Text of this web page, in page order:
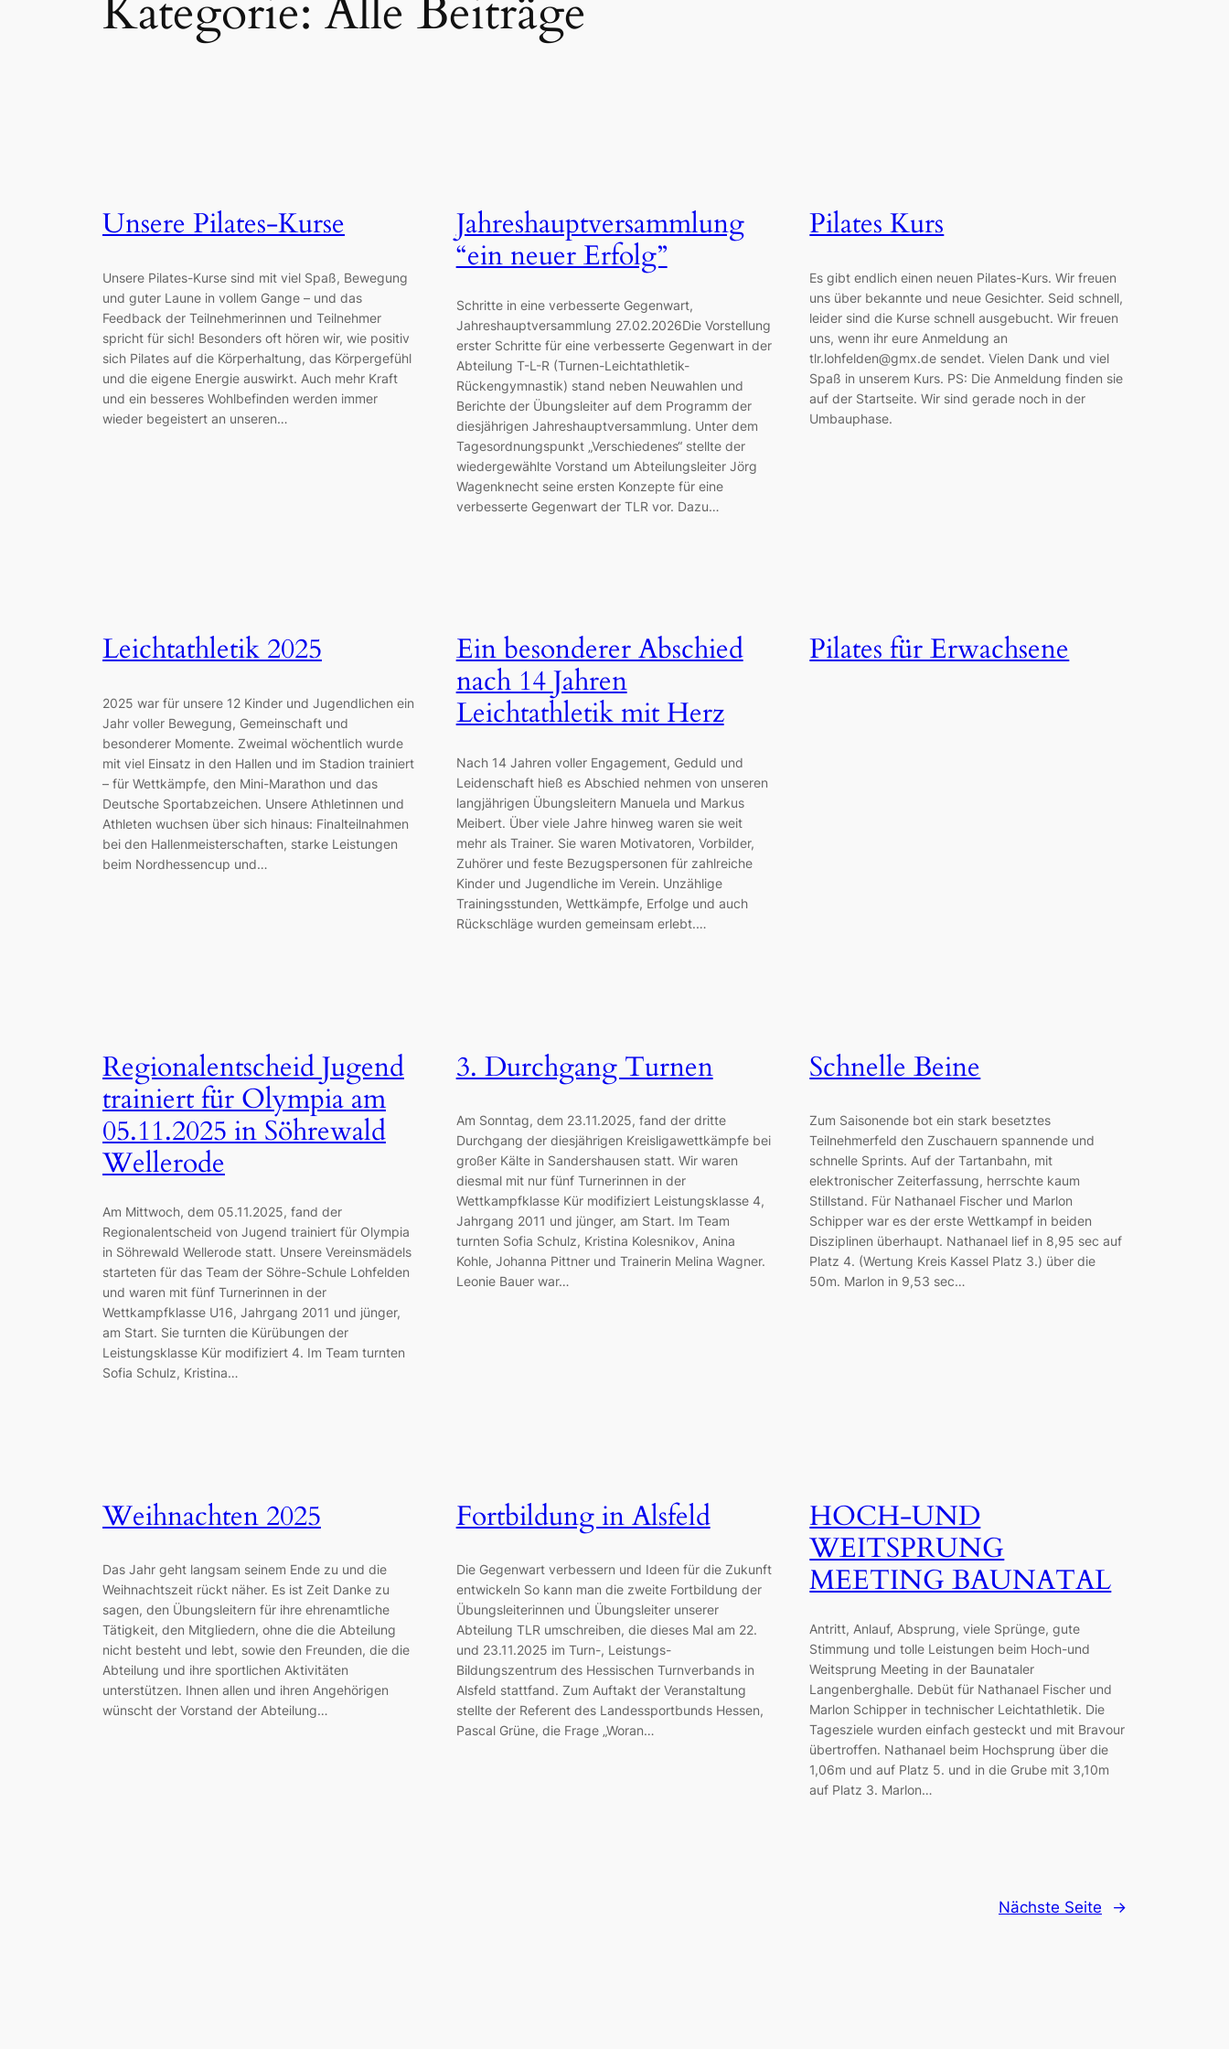
Unsere Pilates-Kurse
Unsere Pilates-Kurse sind mit viel Spaß, Bewegung
und guter Laune in vollem Gange – und das
Feedback der Teilnehmerinnen und Teilnehmer
spricht für sich! Besonders oft hören wir, wie positiv
sich Pilates auf die Körperhaltung, das Körpergefühl
und die eigene Energie auswirkt. Auch mehr Kraft
und ein besseres Wohlbefinden werden immer
wieder begeistert an unseren…
Jahreshauptversammlung
“ein neuer Erfolg”
Schritte in eine verbesserte Gegenwart,
Jahreshauptversammlung 27.02.2026Die Vorstellung
erster Schritte für eine verbesserte Gegenwart in der
Abteilung T-L-R (Turnen-Leichtathletik-
Rückengymnastik) stand neben Neuwahlen und
Berichte der Übungsleiter auf dem Programm der
diesjährigen Jahreshauptversammlung. Unter dem
Tagesordnungspunkt „Verschiedenes“ stellte der
wiedergewählte Vorstand um Abteilungsleiter Jörg
Wagenknecht seine ersten Konzepte für eine
verbesserte Gegenwart der TLR vor. Dazu…
Pilates Kurs
Es gibt endlich einen neuen Pilates-Kurs. Wir freuen
uns über bekannte und neue Gesichter. Seid schnell,
leider sind die Kurse schnell ausgebucht. Wir freuen
uns, wenn ihr eure Anmeldung an
tlr.lohfelden@gmx.de sendet. Vielen Dank und viel
Spaß in unserem Kurs. PS: Die Anmeldung finden sie
auf der Startseite. Wir sind gerade noch in der
Umbauphase.
Leichtathletik 2025
2025 war für unsere 12 Kinder und Jugendlichen ein
Jahr voller Bewegung, Gemeinschaft und
besonderer Momente. Zweimal wöchentlich wurde
mit viel Einsatz in den Hallen und im Stadion trainiert
– für Wettkämpfe, den Mini-Marathon und das
Deutsche Sportabzeichen. Unsere Athletinnen und
Athleten wuchsen über sich hinaus: Finalteilnahmen
bei den Hallenmeisterschaften, starke Leistungen
beim Nordhessencup und…
Ein besonderer Abschied
nach 14 Jahren
Leichtathletik mit Herz
Nach 14 Jahren voller Engagement, Geduld und
Leidenschaft hieß es Abschied nehmen von unseren
langjährigen Übungsleitern Manuela und Markus
Meibert. Über viele Jahre hinweg waren sie weit
mehr als Trainer. Sie waren Motivatoren, Vorbilder,
Zuhörer und feste Bezugspersonen für zahlreiche
Kinder und Jugendliche im Verein. Unzählige
Trainingsstunden, Wettkämpfe, Erfolge und auch
Rückschläge wurden gemeinsam erlebt.…
Pilates für Erwachsene
Regionalentscheid Jugend
trainiert für Olympia am
05.11.2025 in Söhrewald
Wellerode
Am Mittwoch, dem 05.11.2025, fand der
Regionalentscheid von Jugend trainiert für Olympia
in Söhrewald Wellerode statt. Unsere Vereinsmädels
starteten für das Team der Söhre-Schule Lohfelden
und waren mit fünf Turnerinnen in der
Wettkampfklasse U16, Jahrgang 2011 und jünger,
am Start. Sie turnten die Kürübungen der
Leistungsklasse Kür modifiziert 4. Im Team turnten
Sofia Schulz, Kristina…
3. Durchgang Turnen
Am Sonntag, dem 23.11.2025, fand der dritte
Durchgang der diesjährigen Kreisligawettkämpfe bei
großer Kälte in Sandershausen statt. Wir waren
diesmal mit nur fünf Turnerinnen in der
Wettkampfklasse Kür modifiziert Leistungsklasse 4,
Jahrgang 2011 und jünger, am Start. Im Team
turnten Sofia Schulz, Kristina Kolesnikov, Anina
Kohle, Johanna Pittner und Trainerin Melina Wagner.
Leonie Bauer war…
Schnelle Beine
Zum Saisonende bot ein stark besetztes
Teilnehmerfeld den Zuschauern spannende und
schnelle Sprints. Auf der Tartanbahn, mit
elektronischer Zeiterfassung, herrschte kaum
Stillstand. Für Nathanael Fischer und Marlon
Schipper war es der erste Wettkampf in beiden
Disziplinen überhaupt. Nathanael lief in 8,95 sec auf
Platz 4. (Wertung Kreis Kassel Platz 3.) über die
50m. Marlon in 9,53 sec…
Weihnachten 2025
Das Jahr geht langsam seinem Ende zu und die
Weihnachtszeit rückt näher. Es ist Zeit Danke zu
sagen, den Übungsleitern für ihre ehrenamtliche
Tätigkeit, den Mitgliedern, ohne die die Abteilung
nicht besteht und lebt, sowie den Freunden, die die
Abteilung und ihre sportlichen Aktivitäten
unterstützen. Ihnen allen und ihren Angehörigen
wünscht der Vorstand der Abteilung…
Fortbildung in Alsfeld
Die Gegenwart verbessern und Ideen für die Zukunft
entwickeln So kann man die zweite Fortbildung der
Übungsleiterinnen und Übungsleiter unserer
Abteilung TLR umschreiben, die dieses Mal am 22.
und 23.11.2025 im Turn-, Leistungs-
Bildungszentrum des Hessischen Turnverbands in
Alsfeld stattfand. Zum Auftakt der Veranstaltung
stellte der Referent des Landessportbunds Hessen,
Pascal Grüne, die Frage „Woran…
HOCH-UND
WEITSPRUNG
MEETING BAUNATAL
Antritt, Anlauf, Absprung, viele Sprünge, gute
Stimmung und tolle Leistungen beim Hoch-und
Weitsprung Meeting in der Baunataler
Langenberghalle. Debüt für Nathanael Fischer und
Marlon Schipper in technischer Leichtathletik. Die
Tagesziele wurden einfach gesteckt und mit Bravour
übertroffen. Nathanael beim Hochsprung über die
1,06m und auf Platz 5. und in die Grube mit 3,10m
auf Platz 3. Marlon…
Nächste Seite →